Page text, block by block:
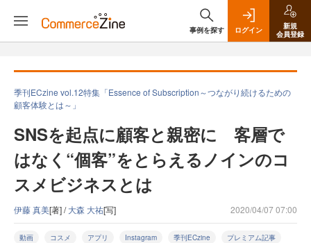
事例を探す ログイン
新規
会員登録
季刊ECzine vol.12特集「Essence of Subscription～つながり続けるための
顧客体験とは～」
SNSを起点に顧客と親密に 客層で
はなく“個客”をとらえるノインのコ
スメビジネスとは
伊藤 真美[著] /大森 大祐[写] 2020/04/07 07:00
動画 コスメ アプリ Instagram 季刊ECzine プレミアム記事